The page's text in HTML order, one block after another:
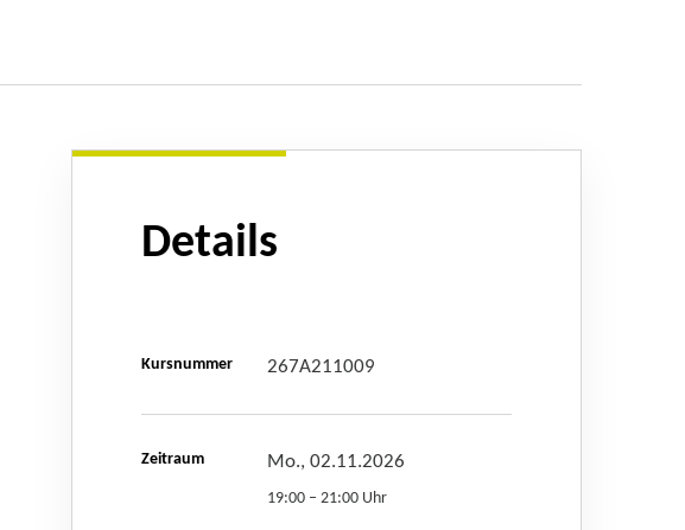
Details
Kursnummer 267A211009
Zeitraum Mo., 02.11.2026
19:00 – 21:00 Uhr